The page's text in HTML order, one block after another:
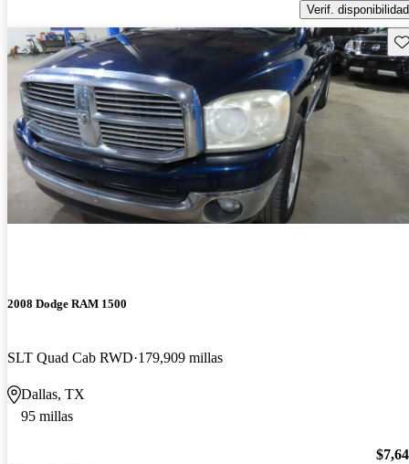
Verif. disponibilidad
2008 Dodge RAM 1500
SLT Quad Cab RWD 179,909 millas
Dallas, TX
95 millas